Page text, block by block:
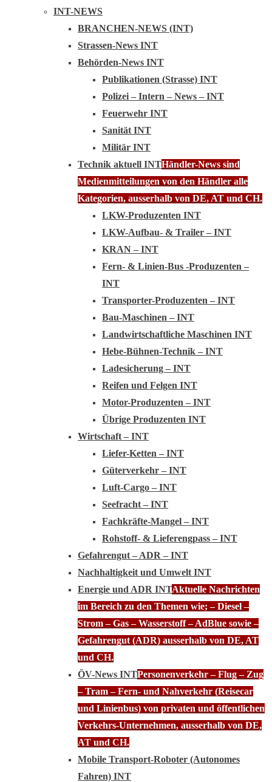
INT-NEWS
BRANCHEN-NEWS (INT)
Strassen-News INT
Behörden-News INT
Publikationen (Strasse) INT
Polizei – Intern – News – INT
Feuerwehr INT
Sanität INT
Militär INT
Technik aktuell INTHändler-News sind
Medienmitteilungen von den Händler alle
Kategorien, ausserhalb von DE, AT und CH.
LKW-Produzenten INT
LKW-Aufbau- & Trailer – INT
KRAN – INT
Fern- & Linien-Bus -Produzenten –
INT
Transporter-Produzenten – INT
Bau-Maschinen – INT
Landwirtschaftliche Maschinen INT
Hebe-Bühnen-Technik – INT
Ladesicherung – INT
Reifen und Felgen INT
Motor-Produzenten – INT
Übrige Produzenten INT
Wirtschaft – INT
Liefer-Ketten – INT
Güterverkehr – INT
Luft-Cargo – INT
Seefracht – INT
Fachkräfte-Mangel – INT
Rohstoff- & Lieferengpass – INT
Gefahrengut – ADR – INT
Nachhaltigkeit und Umwelt INT
Energie und ADR INTAktuelle Nachrichten
im Bereich zu den Themen wie; – Diesel –
Strom – Gas – Wasserstoff – AdBlue sowie –
Gefahrengut (ADR) ausserhalb von DE, AT
und CH.
ÖV-News INTPersonenverkehr – Flug – Zug
– Tram – Fern- und Nahverkehr (Reisecar
und Linienbus) von privaten und öffentlichen
Verkehrs-Unternehmen, ausserhalb von DE,
AT und CH.
Mobile Transport-Roboter (Autonomes
Fahren) INT